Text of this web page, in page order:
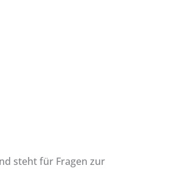
steht für Fragen zur